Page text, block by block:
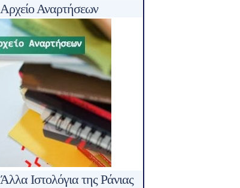
Αρχείο Αναρτήσεων
Άλλα Ιστολόγια της Ράνιας